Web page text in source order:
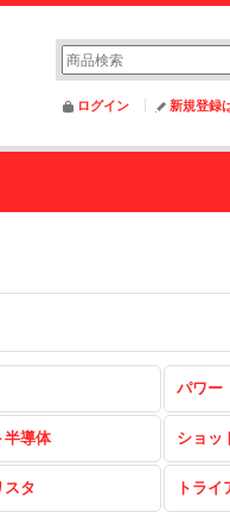
ログイン 新規登録
パワー
半導体 ショッ
スタ トライ